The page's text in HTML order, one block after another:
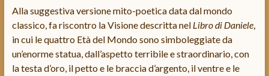
Alla suggestiva versione mito-poetica data dal mondo
classico, fa riscontro la Visione descritta nel Libro di Daniele,
in cui le quattro Età del Mondo sono simboleggiate da
un’enorme statua, dall’aspetto terribile e straordinario, con
la testa d’oro, il petto e le braccia d’argento, il ventre e le